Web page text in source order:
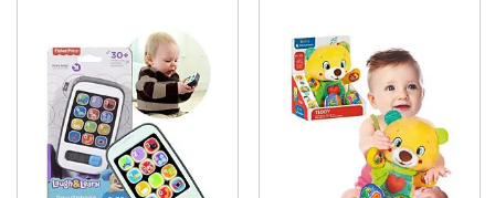
Sprog: dansk og norsk
Alder: fra 12-36 mdr.
Produktdetaljer